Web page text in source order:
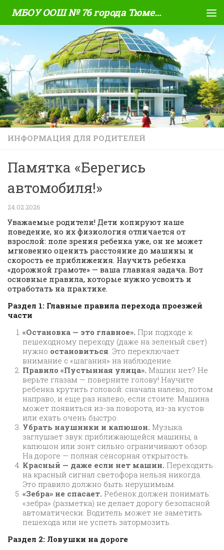
Skip to content МБОУ ООШ № 76 города Тюмени
ИНФОРМАЦИЯ ДЛЯ РОДИТЕЛЕЙ
Памятка «Берегись
автомобиля!»
24.02.2026
Уважаемые родители! Дети копируют наше
поведение, но их физиология отличается от
взрослой: поле зрения ребенка уже, он не может
мгновенно оценить расстояние до машины и
скорость ее приближения. Научить ребенка
«дорожной грамоте» — ваша главная задача. Вот
основные правила, которые нужно усвоить и
отработать на практике.
Раздел 1: Главные правила перехода проезжей
части
«Остановка — это главное». При подходе к
пешеходному переходу (даже на зеленый свет)
нужно остановиться . Это переключает
внимание с «шагания» на наблюдение.
Правило «Пустынная улица». Машин нет? Не
верьте глазам — поверните голову! Научите
ребенка крутить головой: сначала налево, потом
направо, и еще раз налево, если стоите. Машина
может появиться из-за поворота, из-за кустов
или ехать очень быстро.
Убрать наушники и капюшон. Музыка
заглушает звук приближающейся машины, а
капюшон или зонт сильно ограничивают обзор.
На дороге — полная сенсорная открытость.
Красный — даже если нет машин. Переходить
на красный сигнал светофора нельзя никогда.
Это правило должно быть нерушимым.
«Зебра» не спасает. Ребенок должен понимать:
«зебра» (разметка) не делает дорогу безопасной
автоматически. Водитель может не заметить
пешехода или не успеть затормозить.
Раздел 2: Ловушки на дороге